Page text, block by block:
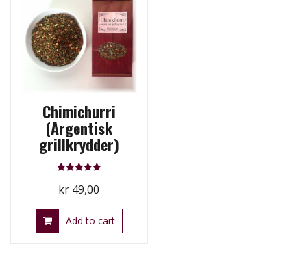
Chimichurri
(Argentisk
grillkrydder)
5.00
out of 5
kr 49,00
Add to cart